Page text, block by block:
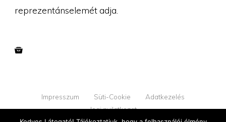
reprezentánselemét adja.
Impresszum Süti-Cookie
Adatkezelés
Jogi nyilatkozat